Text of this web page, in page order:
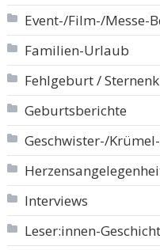
Event-/Film-/Messe-
Familien-Urlaub
Fehlgeburt /
Geburtsberichte
Geschwister-/
Interviews
Leser:innen-